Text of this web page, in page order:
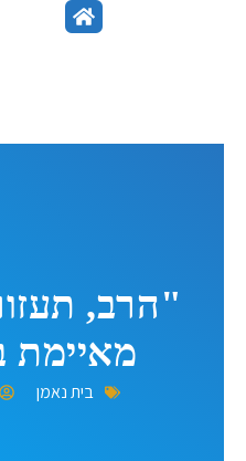
"הרב,
מאיימת
בית נאמן